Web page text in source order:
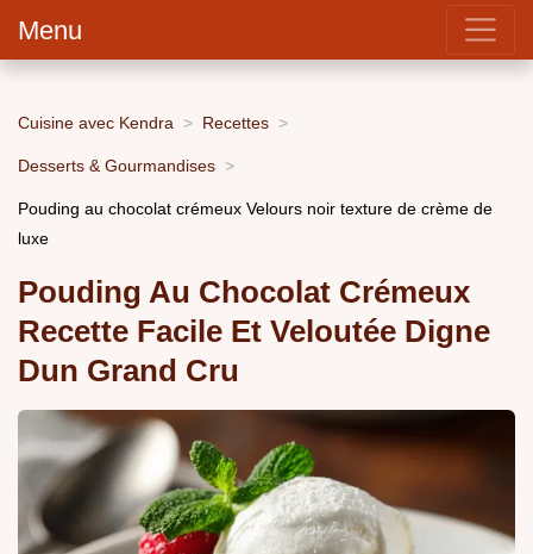
Menu
Cuisine avec Kendra Recettes
Desserts & Gourmandises
Pouding au chocolat crémeux Velours noir texture de crème de
luxe
Pouding Au Chocolat Crémeux
Recette Facile Et Veloutée Digne
Dun Grand Cru